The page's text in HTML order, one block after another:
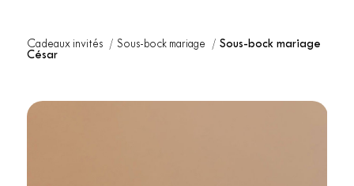
Cadeaux invités Sous-bock mariage
Sous-bock mariage
César